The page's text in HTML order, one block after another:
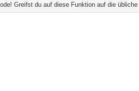
Greifst du auf diese Funktion auf die